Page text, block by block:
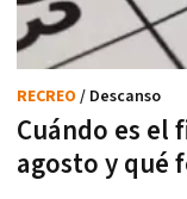
Cuándo es el
agosto y qué
RECREO / Descanso